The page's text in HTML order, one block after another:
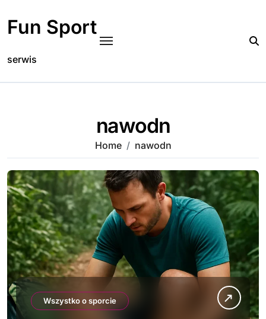
content
Fun Sport
serwis
nawodn
Home nawodn
Wszystko o sporcie